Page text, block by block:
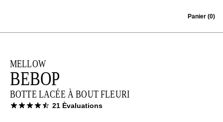
Panier (0)
MELLOW
BEBOP
BOTTE LACÉE À BOUT FLEURI
21 Èvaluations